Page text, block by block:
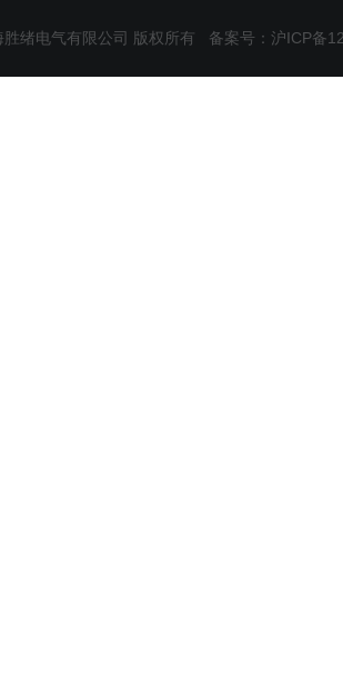
绪电气有限公司 版权所有 备案号：沪ICP备